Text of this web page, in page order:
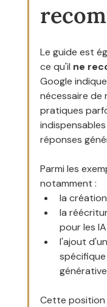
Le guide est
ce qu'il ne
Google
nécessaire
pratiques
réponses
Parmi les
notamment :
la
la
pour les IA
l'ajout
Cette position